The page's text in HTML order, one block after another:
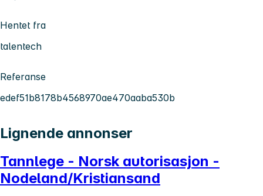
Hentet fra
talentech
Referanse
edef51b8178b4568970ae470aaba530b
Lignende annonser
Tannlege - Norsk autorisasjon -
Nodeland/Kristiansand